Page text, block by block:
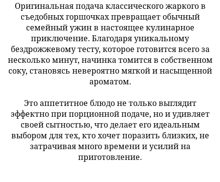
Оригинальная подача классического жаркого в
съедобных горшочках превращает обычный
семейный ужин в настоящее кулинарное
приключение. Благодаря уникальному
бездрожжевому тесту, которое готовится всего за
несколько минут, начинка томится в собственном
соку, становясь невероятно мягкой и насыщенной
ароматом.
Это аппетитное блюдо не только выглядит
эффектно при порционной подаче, но и удивляет
своей сытностью, что делает его идеальным
выбором для тех, кто хочет поразить близких, не
затрачивая много времени и усилий на
приготовление.